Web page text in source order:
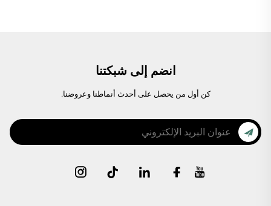
انضم إلى شبكتنا
كن أول من يحصل على أحدث أنماطنا وعروضنا.